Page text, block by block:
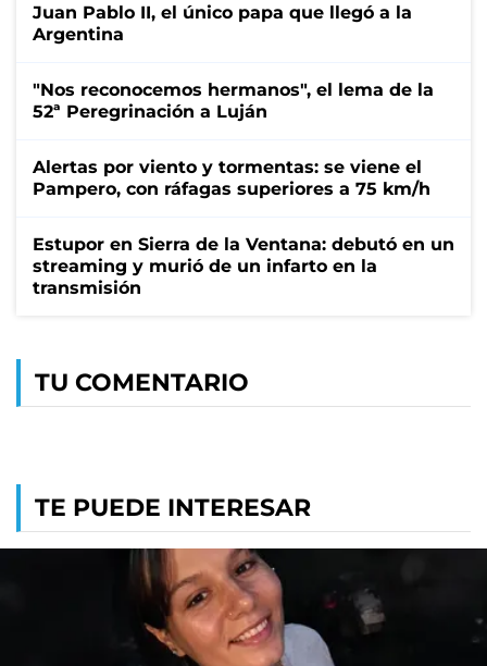
Juan Pablo II, el único papa que llegó a la
Argentina
"Nos reconocemos hermanos", el lema de la
52ª Peregrinación a Luján
Alertas por viento y tormentas: se viene el
Pampero, con ráfagas superiores a 75 km/h
Estupor en Sierra de la Ventana: debutó en un
streaming y murió de un infarto en la
transmisión
TU COMENTARIO
TE PUEDE INTERESAR